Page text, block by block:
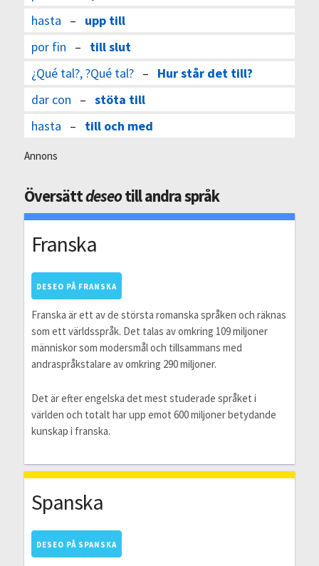
hasta – upp till
por fin – till slut
¿Qué tal?, ?Qué tal?– Hur står det till?
dar con – stöta till
hasta – till och med
Annons
Översättdeseotill andra språk
Franska
DESEO PÅ FRANSKA
Franska är ett av de största romanska språken och räknas
som ett världsspråk. Det talas av omkring 109 miljoner
människor som modersmål och tillsammans med
andraspråkstalare av omkring 290 miljoner.
Det är efter engelska det mest studerade språket i
världen och totalt har upp emot 600 miljoner betydande
kunskap i franska.
Spanska
DESEO PÅ SPANSKA